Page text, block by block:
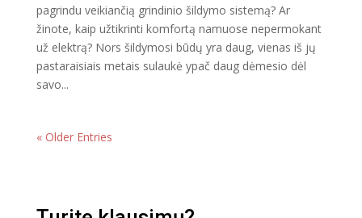
pagrindu veikiančią grindinio šildymo sistemą? Ar
žinote, kaip užtikrinti komfortą namuose nepermokant
už elektrą? Nors šildymosi būdų yra daug, vienas iš jų
pastaraisiais metais sulaukė ypač daug dėmesio dėl
savo...
« Older Entries